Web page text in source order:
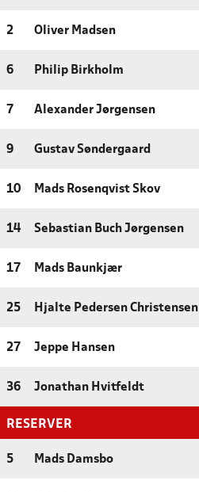
2 Oliver Madsen
6 Philip Birkholm
7 Alexander Jørgensen
9 Gustav Søndergaard
10 Mads Rosenqvist Skov
14 Sebastian Buch Jørgensen
17 Mads Baunkjær
25 Hjalte Pedersen Christensen
27 Jeppe Hansen
36 Jonathan Hvitfeldt
RESERVER
5 Mads Damsbo